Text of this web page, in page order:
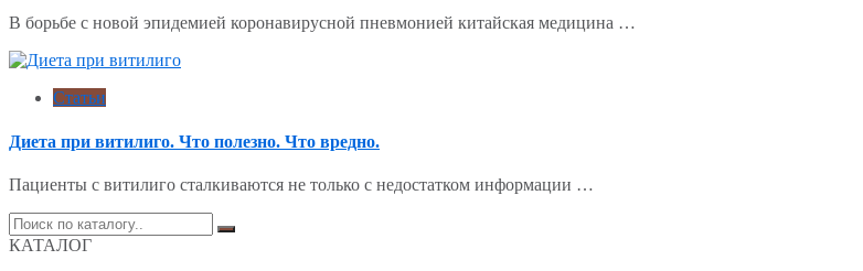
В борьбе с новой эпидемией коронавирусной пневмонией китайская медицина …
Статьи
Диета при витилиго. Что полезно. Что вредно.
Пациенты с витилиго сталкиваются не только с недостатком информации …
Поиск
по:
КАТАЛОГ